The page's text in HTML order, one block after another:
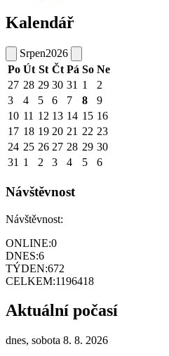
Kalendář
Srpen2026
Po Út St Čt Pá So Ne
27 28 29 30 31 1
2
3
4 5 6 7 8
9
10 11 12 13 14 15 16
17 18 19 20 21 22 23
24 25 26 27 28 29 30
31 1 2 3 4 5 6
Návštěvnost
Návštěvnost:
ONLINE:0
DNES:6
TÝDEN:672
CELKEM:1196418
Aktuální počasí
dnes, sobota 8. 8. 2026